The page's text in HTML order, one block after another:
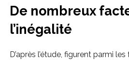
De nombreux
l’inégalité
D’après l’étude, figurent parmi